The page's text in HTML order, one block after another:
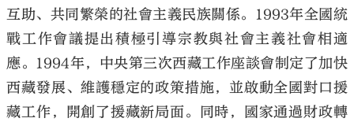
互助、共同繁榮的社會主義民族關係。1993年全國統
戰工作會議提出積極引導宗教與社會主義社會相適
應。1994年，中央第三次西藏工作座談會制定了加快
西藏發展、維護穩定的政策措施，並啟動全國對口援
藏工作，開創了援藏新局面。同時，國家通過財政轉